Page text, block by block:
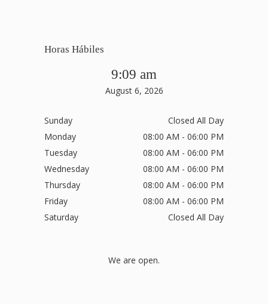
Horas Hábiles
9:09 am
August 6, 2026
Sunday
Closed All Day
Monday
08:00 AM - 06:00 PM
Tuesday
08:00 AM - 06:00 PM
Wednesday
08:00 AM - 06:00 PM
Thursday
08:00 AM - 06:00 PM
Friday
08:00 AM - 06:00 PM
Saturday
Closed All Day
We are open.